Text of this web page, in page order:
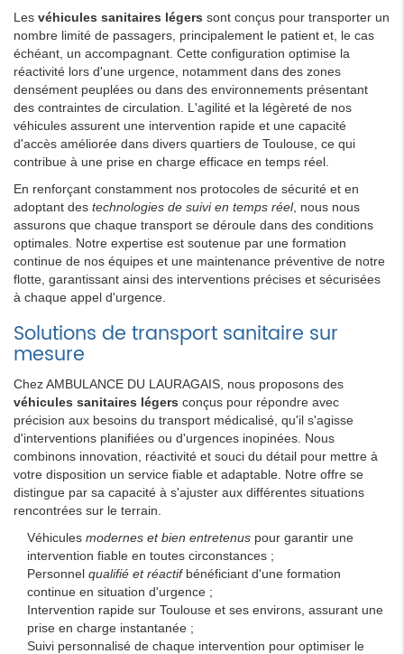
Les véhicules sanitaires légers sont conçus pour transporter un
nombre limité de passagers, principalement le patient et, le cas
échéant, un accompagnant. Cette configuration optimise la
réactivité lors d'une urgence, notamment dans des zones
densément peuplées ou dans des environnements présentant
des contraintes de circulation. L'agilité et la légèreté de nos
véhicules assurent une intervention rapide et une capacité
d'accès améliorée dans divers quartiers de Toulouse, ce qui
contribue à une prise en charge efficace en temps réel.
En renforçant constamment nos protocoles de sécurité et en
adoptant des technologies de suivi en temps réel, nous nous
assurons que chaque transport se déroule dans des conditions
optimales. Notre expertise est soutenue par une formation
continue de nos équipes et une maintenance préventive de notre
flotte, garantissant ainsi des interventions précises et sécurisées
à chaque appel d'urgence.
Solutions de transport sanitaire sur
mesure
Chez AMBULANCE DU LAURAGAIS, nous proposons des
véhicules sanitaires légers conçus pour répondre avec
précision aux besoins du transport médicalisé, qu'il s'agisse
d'interventions planifiées ou d'urgences inopinées. Nous
combinons innovation, réactivité et souci du détail pour mettre à
votre disposition un service fiable et adaptable. Notre offre se
distingue par sa capacité à s'ajuster aux différentes situations
rencontrées sur le terrain.
Véhicules modernes et bien entretenus pour garantir une
intervention fiable en toutes circonstances ;
Personnel qualifié et réactifbénéficiant d'une formation
continue en situation d'urgence ;
Intervention rapide sur Toulouse et ses environs, assurant une
prise en charge instantanée ;
Suivi personnalisé de chaque intervention pour optimiser le